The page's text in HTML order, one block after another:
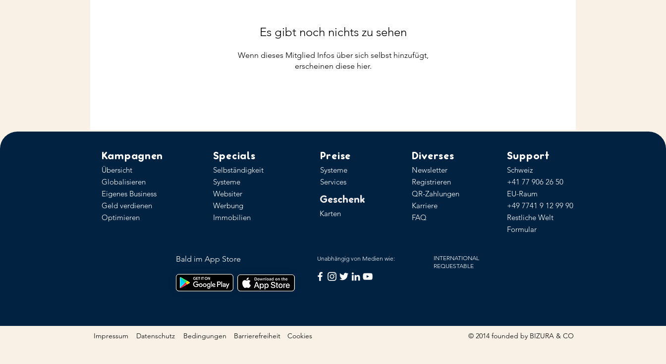
Es gibt noch nichts zu sehen
Wenn dieses Mitglied Infos über sich selbst hinzufügt,
erscheinen diese hier.
Kampagnen
Übersicht
Globalisieren
Eigenes Business
Geld verdienen
Optimieren
Specials
Selbständigkeit
Systeme
Websiter
Werbung
Immobilien
Preise
Systeme
Services
Geschenk
Karten
Diverses
Newsletter
Registrieren
QR-Zahlungen
Karriere
FAQ
Support
Schweiz
+41 77 906 26 50
EU-Raum
+49 7741 9 12 99 90​
Restliche Welt
Formular
Bald im App Store Unabhängig von Medien wie:
INTERNATIONAL
REQUESTABLE
Impressum Datenschutz Bedingungen Barrierefreiheit Cookies © 2014 founded by BIZURA & CO